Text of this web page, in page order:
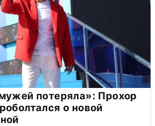
потеряла»: Прохор
о новой